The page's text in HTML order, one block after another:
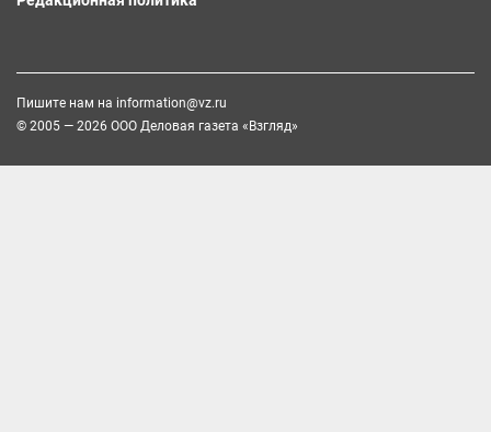
Пишите нам на information@vz.ru
© 2005 — 2026 ООО Деловая газета «Взгляд»